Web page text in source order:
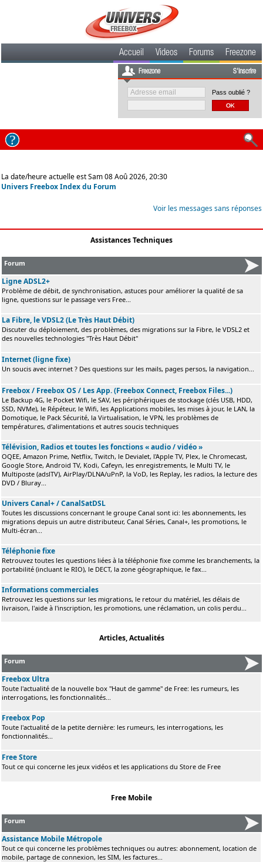
Accueil Videos Forums Freezone
Freezone S'inscrire
Pass oublié ?
La date/heure actuelle est Sam 08 Aoû 2026, 20:30
Univers Freebox Index du Forum
Voir les messages sans réponses
Assistances Techniques
Forum
Ligne ADSL2+
Problème de débit, de synchronisation, astuces pour améliorer la qualité de sa
ligne, questions sur le passage vers Free...
La Fibre, le VDSL2 (Le Très Haut Débit)
Discuter du déploiement, des problèmes, des migrations sur la Fibre, le VDSL2 et
des nouvelles technologies "Très Haut Débit"
Internet (ligne fixe)
Un soucis avec internet ? Des questions sur les mails, pages persos, la navigation...
Freebox / Freebox OS / Les App. (Freebox Connect, Freebox Files...)
Le Backup 4G, le Pocket Wifi, le SAV, les périphériques de stockage (clés USB, HDD,
SSD, NVMe), le Répéteur, le Wifi, les Applications mobiles, les mises à jour, le LAN, la
Domotique, le Pack Sécurité, la Virtualisation, le VPN, les problèmes de
températures, d'alimentations et autres soucis techniques
Télévision, Radios et toutes les fonctions « audio / vidéo »
OQEE, Amazon Prime, Netflix, Twitch, le Devialet, l'Apple TV, Plex, le Chromecast,
Google Store, Android TV, Kodi, Cafeyn, les enregistrements, le Multi TV, le
Multiposte (adslTV), AirPlay/DLNA/uPnP, la VoD, les Replay, les radios, la lecture des
DVD / Bluray...
Univers Canal+ / CanalSatDSL
Toutes les discussions concernant le groupe Canal sont ici: les abonnements, les
migrations depuis un autre distributeur, Canal Séries, Canal+, les promotions, le
Multi-écran...
Téléphonie fixe
Retrouvez toutes les questions liées à la téléphonie fixe comme les branchements, la
portabilité (incluant le RIO), le DECT, la zone géographique, le fax...
Informations commerciales
Retrouvez les questions sur les migrations, le retour du matériel, les délais de
livraison, l'aide à l'inscription, les promotions, une réclamation, un colis perdu...
Articles, Actualités
Forum
Freebox Ultra
Toute l'actualité de la nouvelle box "Haut de gamme" de Free: les rumeurs, les
interrogations, les fonctionnalités...
Freebox Pop
Toute l'actualité de la petite dernière: les rumeurs, les interrogations, les
fonctionnalités...
Free Store
Tout ce qui concerne les jeux vidéos et les applications du Store de Free
Free Mobile
Forum
Assistance Mobile Métropole
Tout ce qui concerne les problèmes techniques ou autres: abonnement, location de
mobile, partage de connexion, les SIM, les factures...